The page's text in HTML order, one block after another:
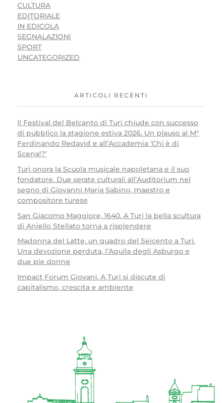
CULTURA
EDITORIALE
IN EDICOLA
SEGNALAZIONI
SPORT
UNCATEGORIZED
ARTICOLI RECENTI
Il Festival del Belcanto di Turi chiude con successo
di pubblico la stagione estiva 2026. Un plauso al M°
Ferdinando Redavid e all’Accademia ‘Chi è di
Scena!?’
Turi onora la Scuola musicale napoletana e il suo
fondatore. Due serate culturali all’Auditorium nel
segno di Giovanni Maria Sabino, maestro e
compositore turese
San Giacomo Maggiore, 1640. A Turi la bella scultura
di Aniello Stellato torna a risplendere
Madonna del Latte, un quadro del Seicento a Turi.
Una devozione perduta, l’Aquila degli Asburgo e
due pie donne
Impact Forum Giovani. A Turi si discute di
capitalismo, crescita e ambiente